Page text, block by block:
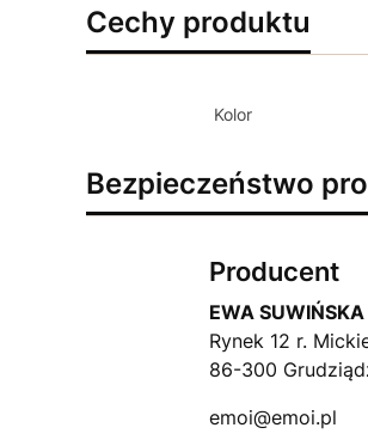
Cechy produktu
Kolor
Bezpieczeństwo
Producent
EWA
Rynek 12 r.
86-300
emoi@emoi.pl